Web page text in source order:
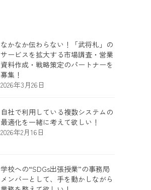
なかなか伝わらない！「武将札」の
サービスを拡大する市場調査・営業
資料作成・戦略策定のパートナーを
募集！
2026年3月26日
自社で利用している複数システムの
最適化を一緒に考えて欲しい！
2026年2月16日
学校への“SDGs出張授業”の事務局
メンバーとして、手を動かしながら